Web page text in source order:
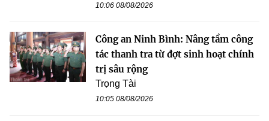
10:06 08/08/2026
Công an Ninh Bình: Nâng tầm công
tác thanh tra từ đợt sinh hoạt chính
trị sâu rộng
Trọng Tài
10:05 08/08/2026